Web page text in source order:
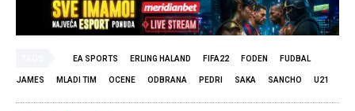
EA SPORTS ERLING HALAND FIFA22 FODEN FUDBAL
JAMES MLADI TIM OCENE ODBRANA PEDRI SAKA SANCHO U21